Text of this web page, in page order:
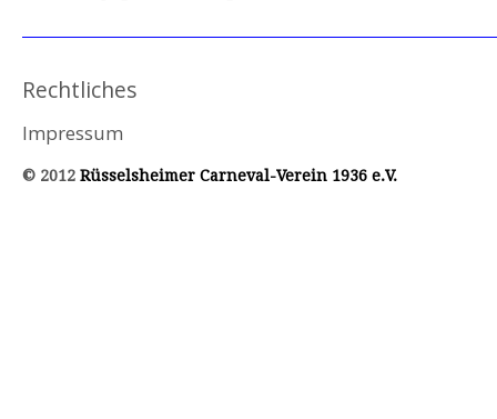
Rechtliches
Impressum
© 2012 Rüsselsheimer Carneval-Verein 1936 e.V.